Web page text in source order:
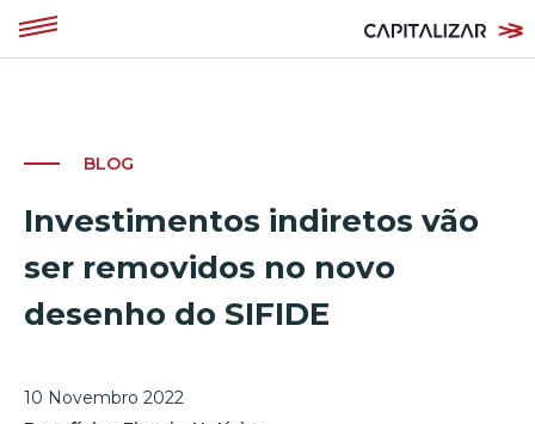
BLOG
Investimentos indiretos vão
ser removidos no novo
desenho do SIFIDE
10 Novembro 2022